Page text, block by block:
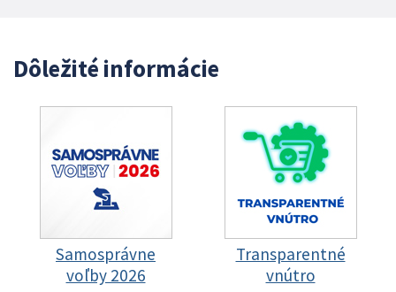
Dôležité informácie
Samosprávne
voľby 2026
Transparentné
vnútro